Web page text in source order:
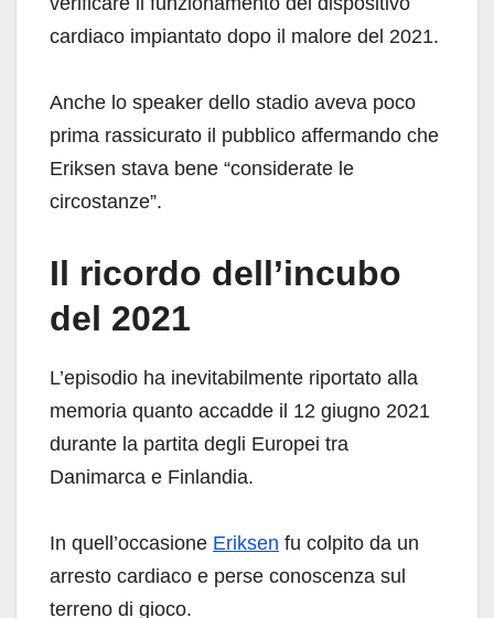
cardiaco impiantato dopo il malore del 2021.
Anche lo speaker dello stadio aveva poco
prima rassicurato il pubblico affermando che
Eriksen stava bene “considerate le
circostanze”.
Il ricordo dell’incubo
del 2021
L’episodio ha inevitabilmente riportato alla
memoria quanto accadde il 12 giugno 2021
durante la partita degli Europei tra
Danimarca e Finlandia.
In quell’occasione Eriksen fu colpito da un
arresto cardiaco e perse conoscenza sul
terreno di gioco.